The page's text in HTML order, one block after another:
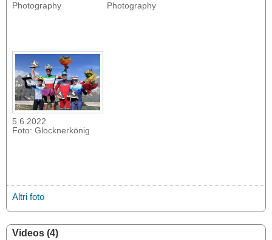
Photography
Photography
5.6.2022
Foto: Glocknerkönig
Altri foto
Videos (4)